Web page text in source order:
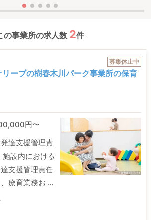
の事業所の求人数 2件
募集休止中
ーブの樹春木川パーク事業所の保育
円〜
発達支援管理責
施設内における
達支援管理責任
療育業務お ...